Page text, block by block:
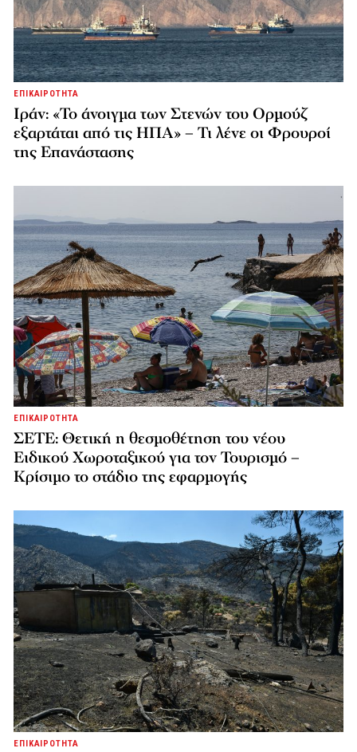
ΕΠΙΚΑΙΡΟΤΗΤΑ
Ιράν: «Το άνοιγμα των Στενών του Ορμούζ
εξαρτάται από τις ΗΠΑ» – Τι λένε οι Φρουροί
της Επανάστασης
ΕΠΙΚΑΙΡΟΤΗΤΑ
ΣΕΤΕ: Θετική η θεσμοθέτηση του νέου
Ειδικού Χωροταξικού για τον Τουρισμό –
Κρίσιμο το στάδιο της εφαρμογής
ΕΠΙΚΑΙΡΟΤΗΤΑ